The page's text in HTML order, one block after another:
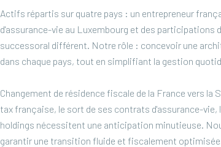
Actifs répartis sur quatre pays : un entrepreneur
d'assurance-vie au Luxembourg et des participations
successoral différent. Notre rôle : concevoir une
dans chaque pays, tout en simplifiant la gestion
Changement de résidence fiscale de la France vers la
tax française, le sort de ses contrats d'assurance-
holdings nécessitent une anticipation minutieuse.
garantir une transition fluide et fiscalement